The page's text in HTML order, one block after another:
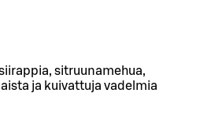
sitruunamehua,
ja kuivattuja vadelmia